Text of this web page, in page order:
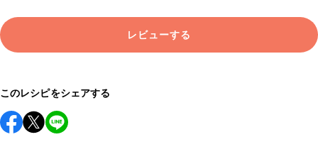
レビューする
このレシピをシェアする